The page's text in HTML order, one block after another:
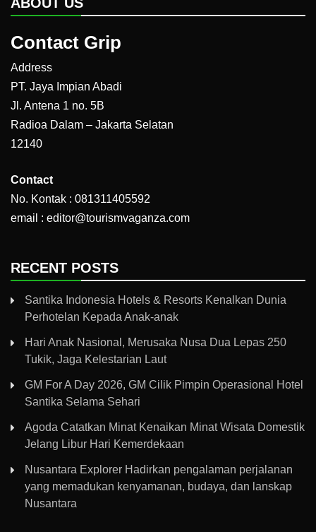
Contact Grip
Address
PT. Jaya Impian Abadi
Jl. Antena 1 no. 5B
Radioa Dalam – Jakarta Selatan
12140
Contact
No. Kontak : 081311405592
email : editor@tourismvaganza.com
RECENT POSTS
Santika Indonesia Hotels & Resorts Kenalkan Dunia
Perhotelan Kepada Anak-anak
Hari Anak Nasional, Merusaka Nusa Dua Lepas 250
Tukik, Jaga Kelestarian Laut
GM For A Day 2026, GM Cilik Pimpin Operasional Hotel
Santika Selama Sehari
Agoda Catatkan Minat Kenaikan Minat Wisata Domestik
Jelang Libur Hari Kemerdekaan
Nusantara Explorer Hadirkan pengalaman perjalanan
yang memadukan kenyamanan, budaya, dan lanskap
Nusantara